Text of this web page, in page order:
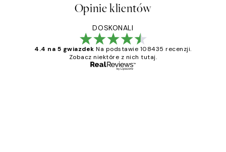
Opinie klientów
DOSKONALI
4.4 na 5 gwiazdek Na podstawie 108435 recenzji.
Zobacz niektóre z nich tutaj.